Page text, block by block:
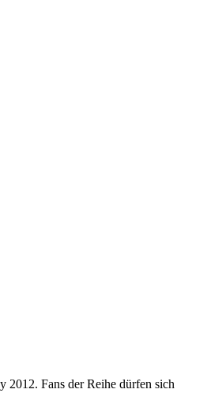
2012. Fans der Reihe dürfen sich